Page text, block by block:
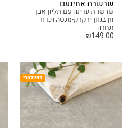
שרשרת אחינעם
שרשרת עדינה עם תליון אבן
חן בגוון ירקרק-מנטה וכדור
תחרה
₪149.00
פופולארי